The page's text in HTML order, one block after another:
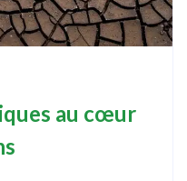
au cœur